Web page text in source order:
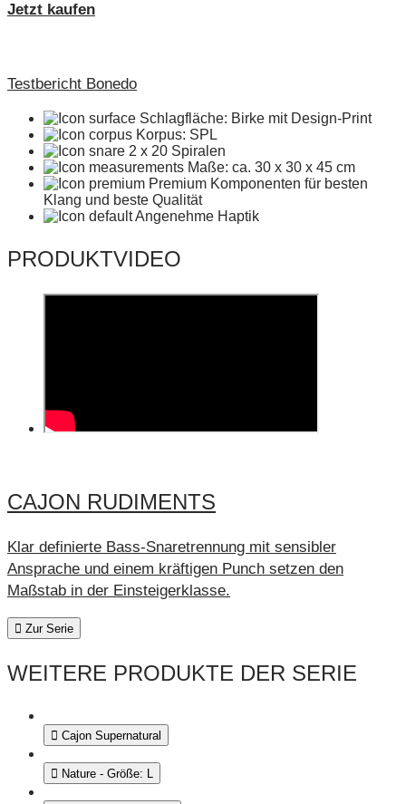
Jetzt kaufen
Testbericht Bonedo
Schlagfläche: Birke mit Design-Print
Korpus: SPL
2 x 20 Spiralen
Maße: ca. 30 x 30 x 45 cm
Premium Komponenten für besten
Klang und beste Qualität
Angenehme Haptik
PRODUKTVIDEO
CAJON RUDIMENTS
Klar definierte Bass-Snaretrennung mit sensibler
Ansprache und einem kräftigen Punch setzen den
Maßstab in der Einsteigerklasse.
Zur Serie
WEITERE PRODUKTE DER SERIE
Cajon Supernatural
Nature - Größe: L